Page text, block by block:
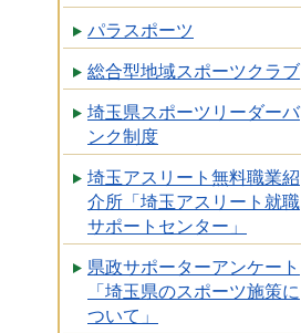
パラスポーツ
総合型地域スポーツクラブ
埼玉県スポーツリーダーバ
ンク制度
埼玉アスリート無料職業紹
介所「埼玉アスリート就職
サポートセンター」
県政サポーターアンケート
「埼玉県のスポーツ施策に
ついて」